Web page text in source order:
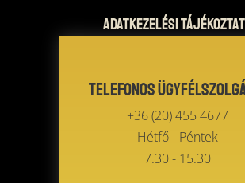
Telefonos
+36 (20) 455 4677
Hétfő - Péntek
7.30 - 15.30
Adatkezelési